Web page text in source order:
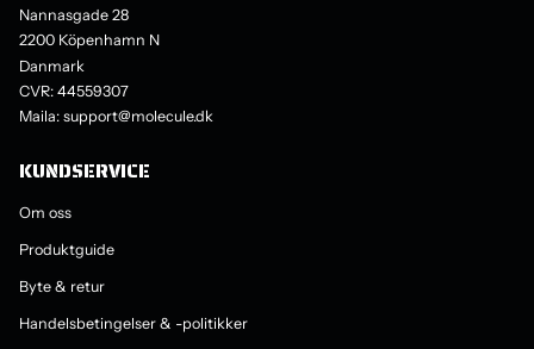
Nannasgade 28
2200 Köpenhamn N
Danmark
CVR: 44559307
Maila: support@molecule.dk
KUNDSERVICE
Om oss
Produktguide
Byte & retur
Handelsbetingelser & -politikker